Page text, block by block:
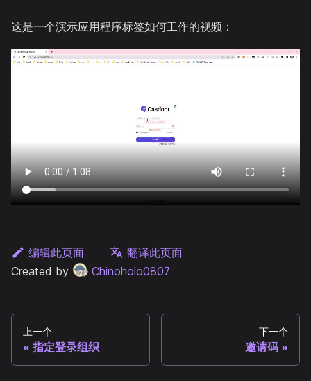
这是一个演示应用程序标签如何工作的视频：
编辑此页面
翻译此页面
Created by
Chinoholo0807
上一个
指定登录组织
下一个
邀请码